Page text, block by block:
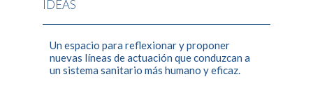
IDEAS
Un espacio para reflexionar y proponer
nuevas líneas de actuación que conduzcan a
un sistema sanitario más humano y eficaz.